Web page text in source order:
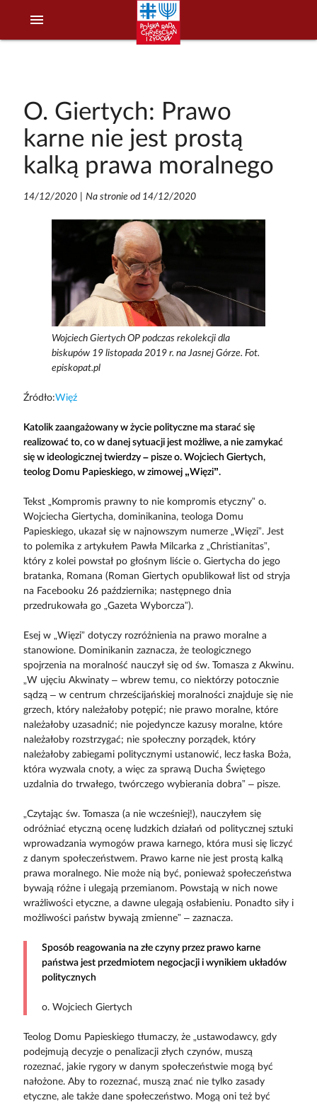
menu
O. Giertych: Prawo
karne nie jest prostą
kalką prawa moralnego
14/12/2020| Na stronie od 14/12/2020
Wojciech Giertych OP podczas rekolekcji dla
biskupów 19 listopada 2019 r. na Jasnej Górze. Fot.
episkopat.pl
Źródło:Więź
Katolik zaangażowany w życie polityczne ma starać się
realizować to, co w danej sytuacji jest możliwe, a nie zamykać
się w ideologicznej twierdzy – pisze o. Wojciech Giertych,
teolog Domu Papieskiego, w zimowej „Więzi”.
Tekst „Kompromis prawny to nie kompromis etyczny” o.
Wojciecha Giertycha, dominikanina, teologa Domu
Papieskiego, ukazał się w najnowszym numerze „Więzi”. Jest
to polemika z artykułem Pawła Milcarka z „Christianitas”,
który z kolei powstał po głośnym liście o. Giertycha do jego
bratanka, Romana (Roman Giertych opublikował list od stryja
na Facebooku 26 października; następnego dnia
przedrukowała go „Gazeta Wyborcza”).
Esej w „Więzi” dotyczy rozróżnienia na prawo moralne a
stanowione. Dominikanin zaznacza, że teologicznego
spojrzenia na moralność nauczył się od św. Tomasza z Akwinu.
„W ujęciu Akwinaty – wbrew temu, co niektórzy potocznie
sądzą – w centrum chrześcijańskiej moralności znajduje się nie
grzech, który należałoby potępić; nie prawo moralne, które
należałoby uzasadnić; nie pojedyncze kazusy moralne, które
należałoby rozstrzygać; nie społeczny porządek, który
należałoby zabiegami politycznymi ustanowić, lecz łaska Boża,
która wyzwala cnoty, a więc za sprawą Ducha Świętego
uzdalnia do trwałego, twórczego wybierania dobra” – pisze.
„Czytając św. Tomasza (a nie wcześniej!), nauczyłem się
odróżniać etyczną ocenę ludzkich działań od politycznej sztuki
wprowadzania wymogów prawa karnego, która musi się liczyć
z danym społeczeństwem. Prawo karne nie jest prostą kalką
prawa moralnego. Nie może nią być, ponieważ społeczeństwa
bywają różne i ulegają przemianom. Powstają w nich nowe
wrażliwości etyczne, a dawne ulegają osłabieniu. Ponadto siły i
możliwości państw bywają zmienne” – zaznacza.
Sposób reagowania na złe czyny przez prawo karne
państwa jest przedmiotem negocjacji i wynikiem układów
politycznych
o. Wojciech Giertych
Teolog Domu Papieskiego tłumaczy, że „ustawodawcy, gdy
podejmują decyzje o penalizacji złych czynów, muszą
rozeznać, jakie rygory w danym społeczeństwie mogą być
nałożone. Aby to rozeznać, muszą znać nie tylko zasady
etyczne, ale także dane społeczeństwo. Mogą oni też być